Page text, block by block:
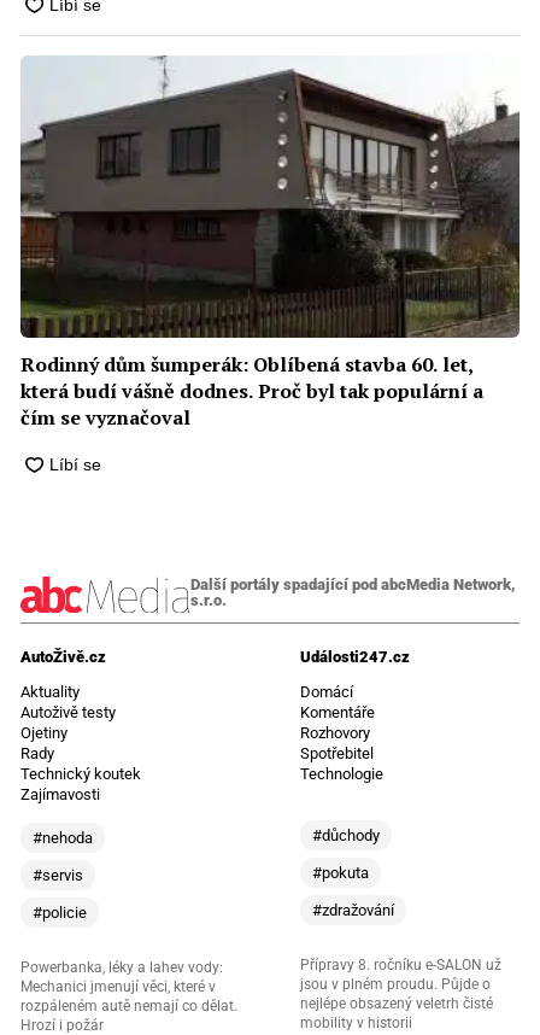
Rodinný dům šumperák: Oblíbená stavba 60. let,
která budí vášně dodnes. Proč byl tak populární a
čím se vyznačoval
Další portály spadající pod abcMedia Network,
s.r.o.
AutoŽivě.cz
Aktuality
Autoživě testy
Ojetiny
Rady
Technický koutek
Zajímavosti
#nehoda
#servis
#policie
Powerbanka, léky a lahev vody:
Mechanici jmenují věci, které v
rozpáleném autě nemají co dělat.
Hrozí i požár
Události247.cz
Domácí
Komentáře
Rozhovory
Spotřebitel
Technologie
#důchody
#pokuta
#zdražování
Přípravy 8. ročníku e-SALON už
jsou v plném proudu. Půjde o
nejlépe obsazený veletrh čisté
mobility v historii